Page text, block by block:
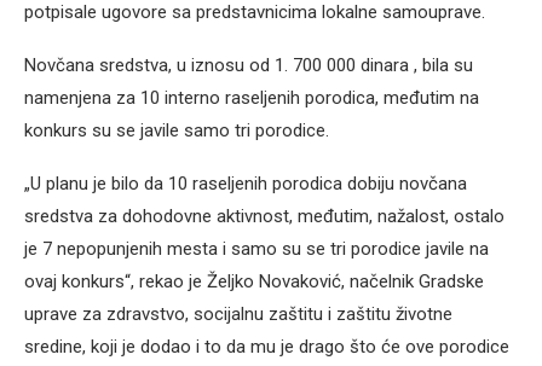
potpisale ugovore sa predstavnicima lokalne samouprave.
Novčana sredstva, u iznosu od 1. 700 000 dinara , bila su
namenjena za 10 interno raseljenih porodica, međutim na
konkurs su se javile samo tri porodice.
„U planu je bilo da 10 raseljenih porodica dobiju novčana
sredstva za dohodovne aktivnost, međutim, nažalost, ostalo
je 7 nepopunjenih mesta i samo su se tri porodice javile na
ovaj konkurs“, rekao je Željko Novaković, načelnik Gradske
uprave za zdravstvo, socijalnu zaštitu i zaštitu životne
sredine, koji je dodao i to da mu je drago što će ove porodice